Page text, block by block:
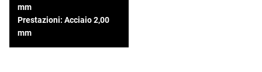
mm
Prestazioni: Acciaio 2,00
mm